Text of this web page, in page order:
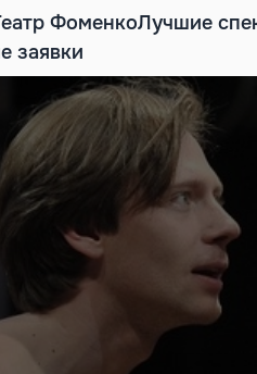
ФоменкоЛучшие
заявки